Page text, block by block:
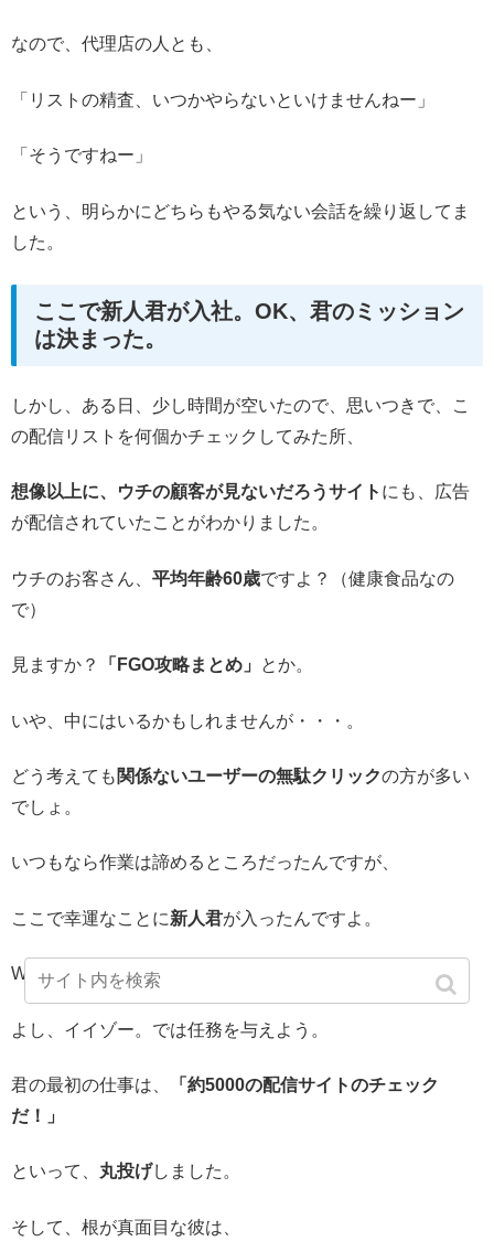
なので、代理店の人とも、
「リストの精査、いつかやらないといけませんねー」
「そうですねー」
という、明らかにどちらもやる気ない会話を繰り返してま
した。
ここで新人君が入社。OK、君のミッション
は決まった。
しかし、ある日、少し時間が空いたので、思いつきで、こ
の配信リストを何個かチェックしてみた所、
想像以上に、ウチの顧客が見ないだろうサイト にも、広告
が配信されていたことがわかりました。
ウチのお客さん、 平均年齢60歳ですよ？（健康食品なの
で）
見ますか？ 「FGO攻略まとめ」 とか。
いや、中にはいるかもしれませんが・・・。
どう考えても 関係ないユーザーの無駄クリックの方が多い
でしょ。
いつもなら作業は諦めるところだったんですが、
ここで幸運なことに新人君が入ったんですよ。
WEBの仕事に興味があって、だって？
よし、イイゾー。では任務を与えよう。
君の最初の仕事は、
「約5000の配信サイトのチェック
だ！」
といって、 丸投げしました。
そして、根が真面目な彼は、